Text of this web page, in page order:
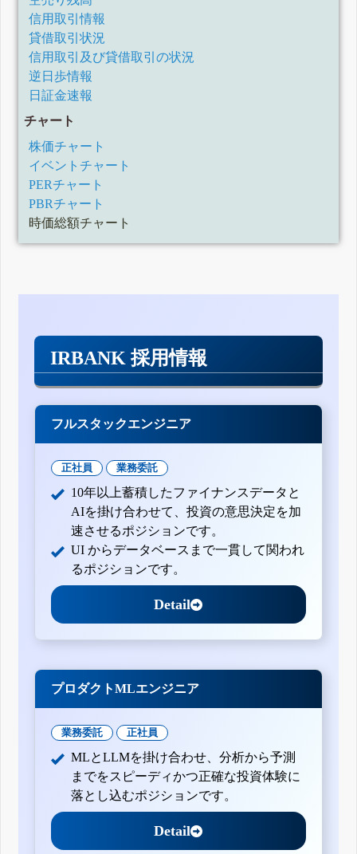
信用取引情報
貸借取引状況
信用取引及び貸借取引の状況
逆日歩情報
日証金速報
チャート
株価チャート
イベントチャート
PERチャート
PBRチャート
時価総額チャート
IRBANK 採用情報
フルスタックエンジニア
正社員 業務委託
10年以上蓄積したファイナンスデータと
AIを掛け合わせて、投資の意思決定を加
速させるポジションです。
UI からデータベースまで一貫して関われ
るポジションです。
Detail
プロダクトMLエンジニア
業務委託 正社員
MLとLLMを掛け合わせ、分析から予測
までをスピーディかつ正確な投資体験に
落とし込むポジションです。
Detail